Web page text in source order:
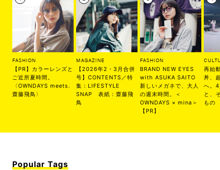
FASHION
【PR】カラーレンズと
ご近所夏時間。
〈OWNDAYS meets.
齋藤飛鳥〉
MAGAZINE
【2026年2・3月合併
号】CONTENTS／特
集：LIFESTYLE
SNAP 表紙：齋藤飛
鳥
FASHION
BRAND NEW EYES
with ASUKA SAITO
新しいメガネで、大人
の週末時間。＜
OWNDAYS × mina＞
【PR】
再始
丼、
へ。
と、
もの
Popular Tags